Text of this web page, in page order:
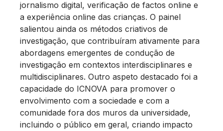
jornalismo digital, verificação de factos online e
a experiência online das crianças. O painel
salientou ainda os métodos criativos de
investigação, que contribuíram ativamente para
abordagens emergentes de condução de
investigação em contextos interdisciplinares e
multidisciplinares. Outro aspeto destacado foi a
capacidade do ICNOVA para promover o
envolvimento com a sociedade e com a
comunidade fora dos muros da universidade,
incluindo o público em geral, criando impacto